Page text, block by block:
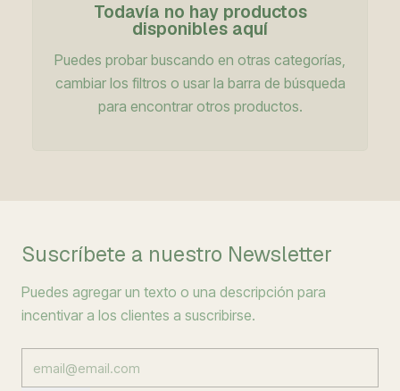
Todavía no hay productos
disponibles aquí
Puedes probar buscando en otras categorías,
cambiar los filtros o usar la barra de búsqueda
para encontrar otros productos.
Suscríbete a nuestro Newsletter
Puedes agregar un texto o una descripción para
incentivar a los clientes a suscribirse.